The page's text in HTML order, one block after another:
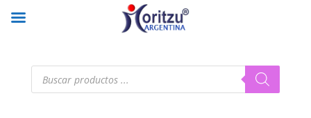
Búsqueda
productos